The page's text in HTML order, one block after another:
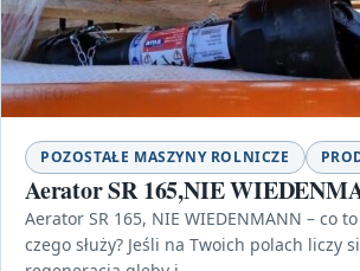
POZOSTAŁE MASZYNY ROLNICZE
Aerator SR 165,NIE
Aerator SR 165, NIE WIEDENMANN – co
czego służy? Jeśli na Twoich polach liczy